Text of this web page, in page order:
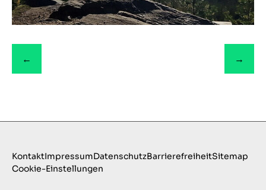
← →
KontaktImpressumDatenschutzBarrierefreiheitSitemap
Cookie-Einstellungen